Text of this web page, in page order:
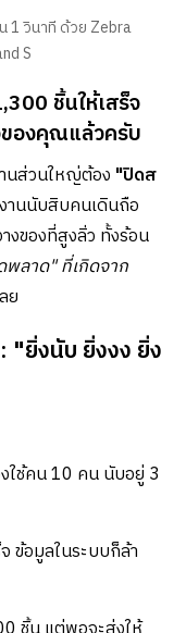
1 วินาที ด้วย Zebra
S
ชิ้นให้เสร็จ
องคุณแล้วครับ
นส่วนใหญ่ต้อง "ปิดส
นนับสิบคนเดินถือ
งของที่สูงลิ่ว ทั้งร้อน
ลาด" ที่เกิดจาก
ย
ยิ่งนับ ยิ่งงง ยิ่ง
ใช้คน 10 คน นับอยู่ 3
ข้อมูลในระบบก็ล้า